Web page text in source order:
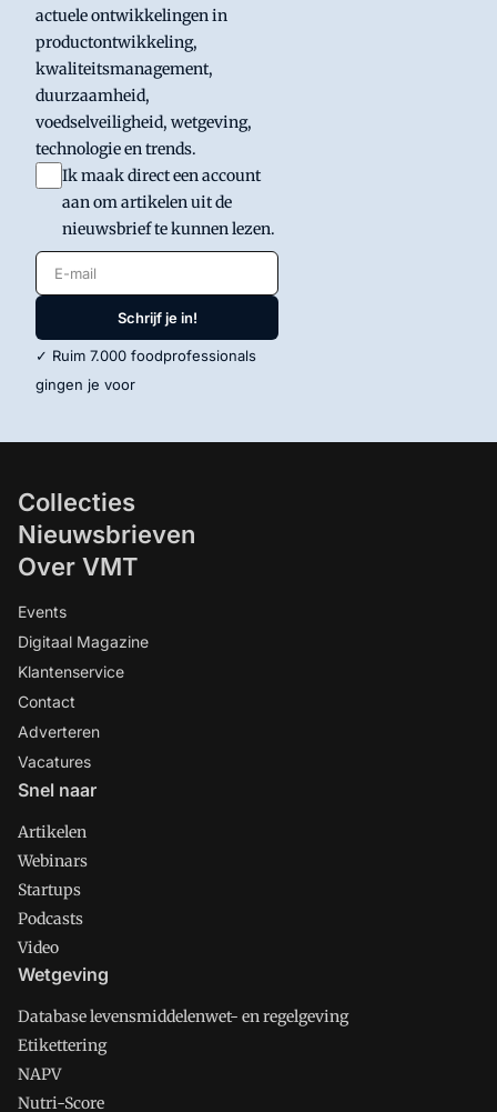
actuele ontwikkelingen in
productontwikkeling,
kwaliteitsmanagement,
duurzaamheid,
voedselveiligheid, wetgeving,
technologie en trends.
Ik maak direct een account
aan om artikelen uit de
nieuwsbrief te kunnen lezen.
E-mail
Schrijf je in!
✓ Ruim 7.000 foodprofessionals
gingen je voor
Collecties
Nieuwsbrieven
Over VMT
Events
Digitaal Magazine
Klantenservice
Contact
Adverteren
Vacatures
Snel naar
Artikelen
Webinars
Startups
Podcasts
Video
Wetgeving
Database levensmiddelenwet- en regelgeving
Etikettering
NAPV
Nutri-Score